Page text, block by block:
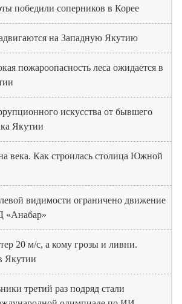
победили соперников в Корее
на Западную Якутию
пожароопасность леса ожидается в
искусства от бывшего
Якутии
века. Как строилась столица Южной
видимости ограничено движение
«Анабар»
20 м/с, а кому грозы и ливни.
Якутии
третий раз подряд стали